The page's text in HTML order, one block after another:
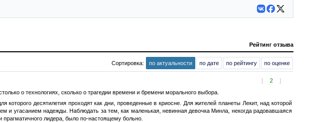
Рейтинг отзыва
Сортировка: по актуальности по дате по рейтингу по оценке
[ 2 ]
о технологиях, сколько о трагедии времени и бремени морального выбора.
которого десятилетия проходят как дни, проведенные в криосне. Для жителей планеты Лекит, над которой
и угасанием надежды. Наблюдать за тем, как маленькая, невинная девочка Минла, некогда радовавшаяся
лидера, было по-настоящему больно.